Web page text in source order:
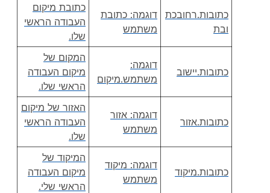
כתובות.רחובכת
ובת
דוגמה: כתובת
משתמש
כתובת מיקום
העבודה הראשי
שלו.
כתובות.יישוב
דוגמה:
משתמש.מיקום
המקום של
מיקום העבודה
הראשי שלו.
כתובות.אזור
דוגמה: אזור
משתמש
האזור של מיקום
העבודה הראשי
שלו.
כתובות.מיקוד
דוגמה: מיקוד
משתמש
המיקוד של
מיקום העבודה
הראשי שלי.